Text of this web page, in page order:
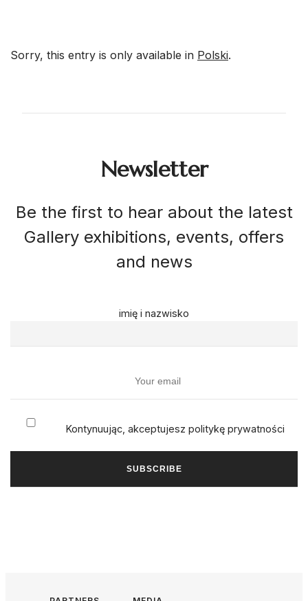
Sorry, this entry is only available in Polski.
Newsletter
Be the first to hear about the latest
Gallery exhibitions, events, offers
and news
imię i nazwisko
Kontynuując, akceptujesz politykę prywatności